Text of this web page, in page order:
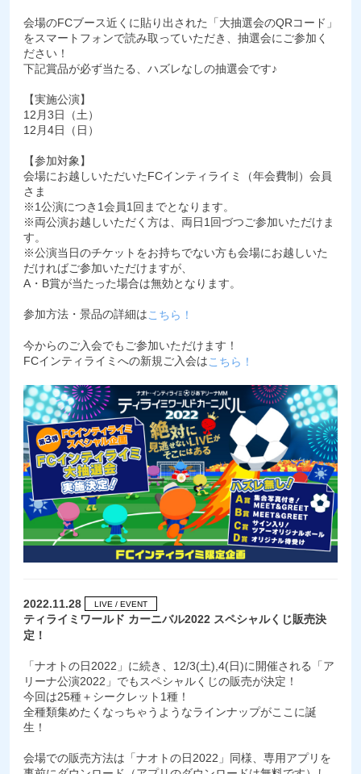
会場のFCブース近くに貼り出された「大抽選会のQRコード」
をスマートフォンで読み取っていただき、抽選会にご参加く
ださい！
下記賞品が必ず当たる、ハズレなしの抽選会です♪
【実施公演】
12月3日（土）
12月4日（日）
【参加対象】
会場にお越しいただいたFCインティライミ（年会費制）会員
さま
※1公演につき1会員1回までとなります。
※両公演お越しいただく方は、両日1回づつご参加いただけま
す。
※公演当日のチケットをお持ちでない方も会場にお越しいた
だければご参加いただけますが、
A・B賞が当たった場合は無効となります。
参加方法・景品の詳細はこちら！
今からのご入会でもご参加いただけます！
FCインティライミへの新規ご入会はこちら！
2022.11.28 LIVE / EVENT
ティライミワールド カーニバル2022 スペシャルくじ販売決
定！
「ナオトの日2022」に続き、12/3(土),4(日)に開催される「ア
リーナ公演2022」でもスペシャルくじの販売が決定！
今回は25種＋シークレット1種！
全種類集めたくなっちゃうようなラインナップがここに誕
生！
会場での販売方法は「ナオトの日2022」同様、専用アプリを